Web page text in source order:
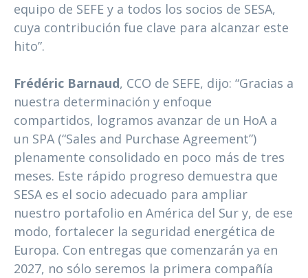
equipo de SEFE y a todos los socios de SESA,
cuya contribución fue clave para alcanzar este
hito”.
Frédéric Barnaud, CCO de SEFE, dijo: “Gracias a
nuestra determinación y enfoque
compartidos, logramos avanzar de un HoA a
un SPA (“Sales and Purchase Agreement”)
plenamente consolidado en poco más de tres
meses. Este rápido progreso demuestra que
SESA es el socio adecuado para ampliar
nuestro portafolio en América del Sur y, de ese
modo, fortalecer la seguridad energética de
Europa. Con entregas que comenzarán ya en
2027, no sólo seremos la primera compañía